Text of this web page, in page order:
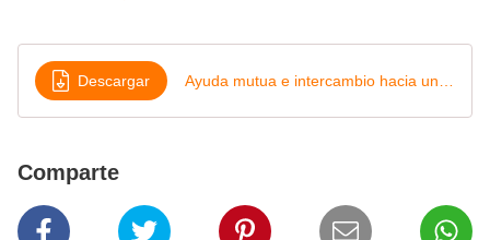
Descargar
Comparte